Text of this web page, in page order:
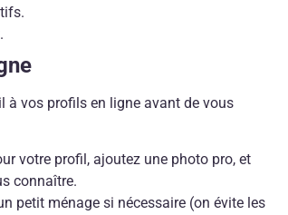
à vos profils en ligne avant de vous
votre profil, ajoutez une photo pro, et
connaître.
petit ménage si nécessaire (on évite les